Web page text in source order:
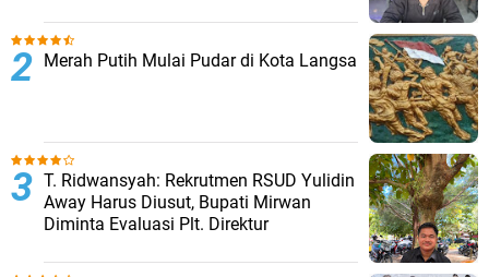
Merah Putih Mulai Pudar di Kota Langsa
T. Ridwansyah: Rekrutmen RSUD Yulidin
Away Harus Diusut, Bupati Mirwan
Diminta Evaluasi Plt. Direktur